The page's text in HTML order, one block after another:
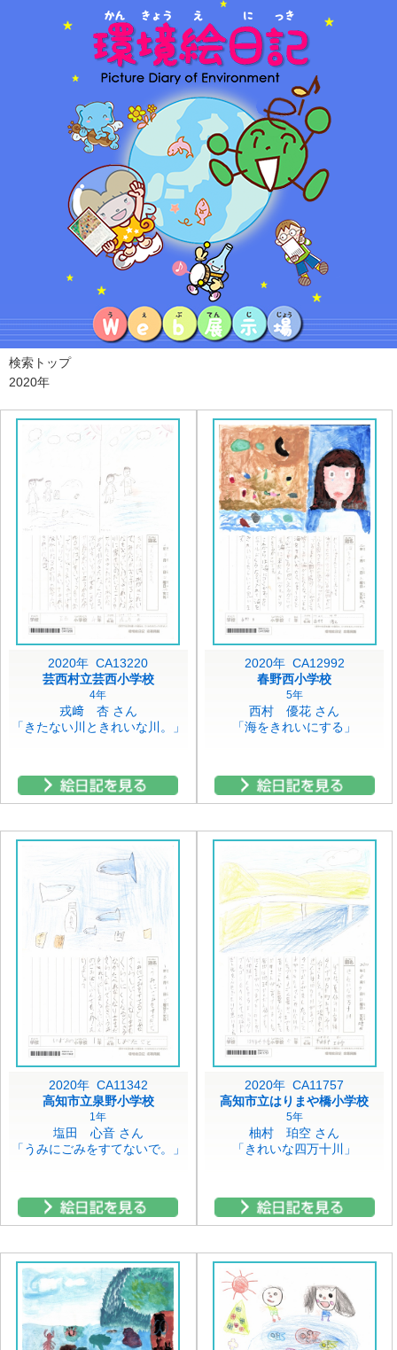
検索トップ
2020年
2020年 CA13220
芸西村立芸西小学校
4年
戎﨑 杏 さん
「きたない川ときれいな川。」
2020年 CA12992
春野西小学校
5年
西村 優花 さん
「海をきれいにする」
2020年 CA11342
高知市立泉野小学校
1年
塩田 心音 さん
「うみにごみをすてないで。」
2020年 CA11757
高知市立はりまや橋小学校
5年
柚村 珀空 さん
「きれいな四万十川」